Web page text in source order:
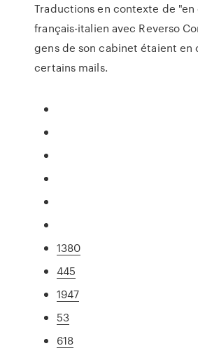
Traductions en contexte de "en
français-italien avec Reverso
gens de son cabinet étaient en
certains mails.
1380
445
1947
53
618